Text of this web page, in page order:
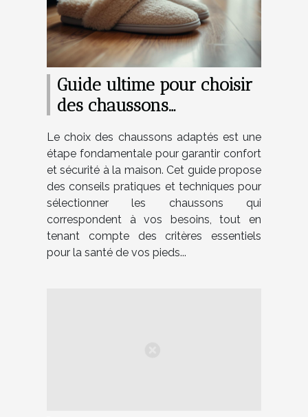
Guide ultime pour choisir
des chaussons
Le choix des chaussons adaptés est une
étape fondamentale pour garantir confort
et sécurité à la maison. Cet guide propose
des conseils pratiques et techniques pour
sélectionner les chaussons qui
correspondent à vos besoins, tout en
tenant compte des critères essentiels
pour la santé de vos pieds...